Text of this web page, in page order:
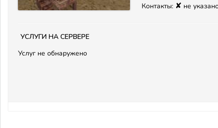
Контакты: ✘ не
Услуги на сервере
Услуг не обнаружено